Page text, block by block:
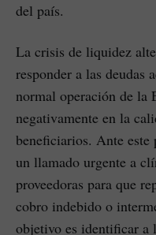
del país.
La crisis de liquidez
responder a las deudas
normal operación de la
negativamente en la
beneficiarios. Ante
un llamado urgente a
proveedoras para que
cobro indebido o
objetivo es identificar a